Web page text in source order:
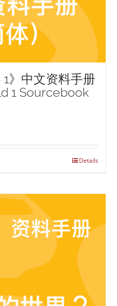
1》中文资料手册
1 Sourcebook
Details